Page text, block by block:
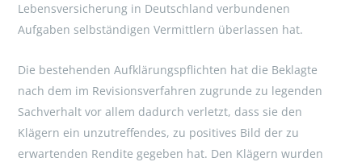
Lebensversicherung in Deutschland verbundenen
Aufgaben selbständigen Vermittlern überlassen hat.
Die bestehenden Aufklärungspflichten hat die Beklagte
nach dem im Revisionsverfahren zugrunde zu legenden
Sachverhalt vor allem dadurch verletzt, dass sie den
Klägern ein unzutreffendes, zu positives Bild der zu
erwartenden Rendite gegeben hat. Den Klägern wurden